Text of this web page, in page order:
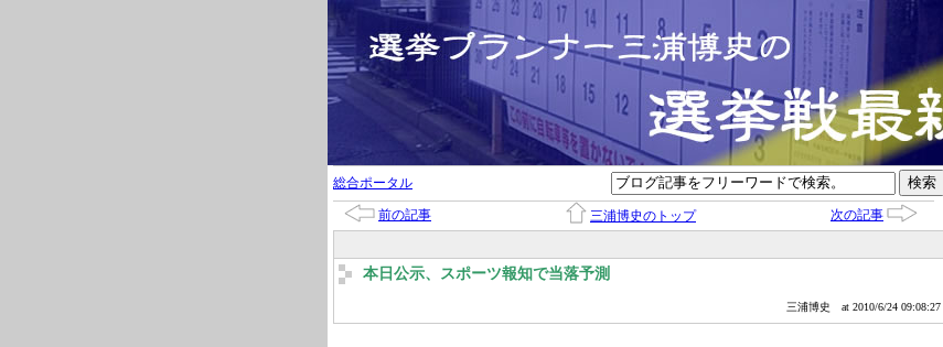
総合ポータル
前の記事 三浦博史のトップ 次の記事
本日公示、スポーツ報知で当落予測
三浦博史 at 2010/6/24 09:08:27